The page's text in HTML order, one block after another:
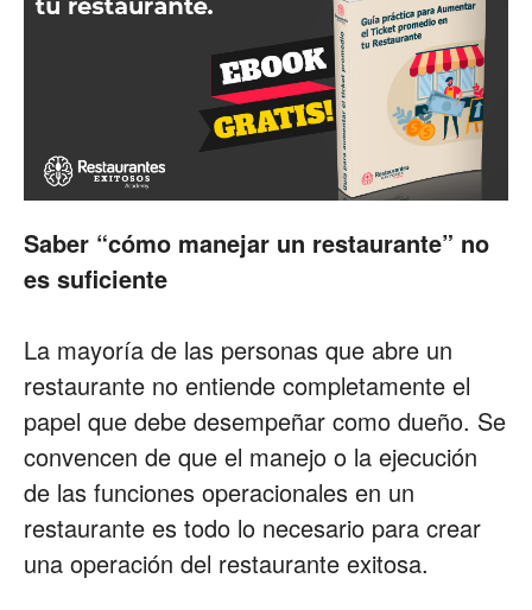
|
de
Restaurantes
|
Marketing
Saber “cómo manejar un restaurante” no
es suficiente
La mayoría de las personas que abre un
restaurante no entiende completamente el
papel que debe desempeñar como dueño. Se
convencen de que el manejo o la ejecución
de las funciones operacionales en un
restaurante es todo lo necesario para crear
una operación del restaurante exitosa.